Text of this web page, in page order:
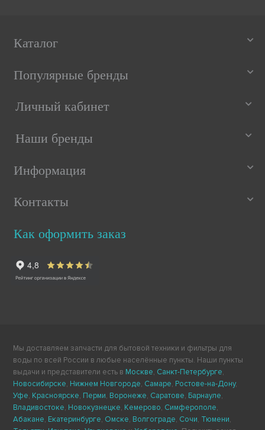
Каталог
Популярные бренды
Личный кабинет
Наши бренды
Информация
Контакты
Как оформить заказ
Мы доставляем запчасти для бытовой техники и фильтры для
воды по всей России в любые населённые пункты. Наши пункты
выдачи и представители есть в Москве, Санкт-Петербурге,
Новосибирске, Нижнем Новгороде, Самаре, Ростове-на-Дону,
Уфе, Красноярске, Перми, Воронеже, Саратове, Барнауле,
Владивостоке, Новокузнецке, Кемерово, Симферополе,
Абакане, Екатеринбурге, Омске, Волгограде, Сочи, Тюмени,